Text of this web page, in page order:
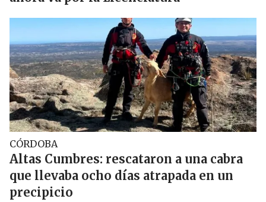
CÓRDOBA
Altas Cumbres: rescataron a una cabra
que llevaba ocho días atrapada en un
precipicio